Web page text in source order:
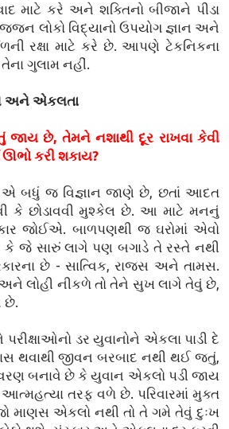
માટે કરે અને શક્તિનો બીજાને પીડા
લોકો વિદ્યાનો ઉપયોગ જ્ઞાન અને
રક્ષા માટે કરે છે. આપણે ટેકનિકના
ગુલામ નહીં.
અને એકલતા
જાય છે, તેમને નશાથી દૂર રાખવા કેવી
ઊભો કરી શકાય?
એ બધું જ વિજ્ઞાન જાણે છે, છતાં આદત
કે છોડાવવી મુશ્કેલ છે. આ માટે મનનું
જોઈએ. બાળપણથી જ ઘરોમાં એવો
કે જે સારું લાગે પણ બગાડે તે રસ્તે નથી
છે - સાત્વિક, રાજસ અને તામસ.
લોહી નીકળે તો તેને સુખ લાગે તેવું છે,
છે.
ડર યુવાનોને એકલા પાડી દે
થવાથી જીવન બરબાદ નથી થઈ જતું,
બનાવે છે કે યુવાન એકલો પડી જાય
તરફ વળે છે. પરિવારમાં મુક્ત
માણસ એકલો નથી તો તે ગમે તેવું દુઃખ